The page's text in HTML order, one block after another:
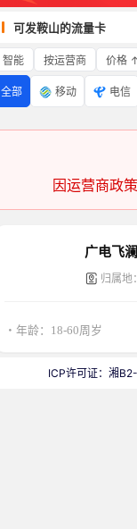
可发鞍山的流量卡
智能 按运营商 价格
全部 移动 电信
因运营商政
广电飞
归属地
・年龄：18-60周岁
ICP许可证：湘